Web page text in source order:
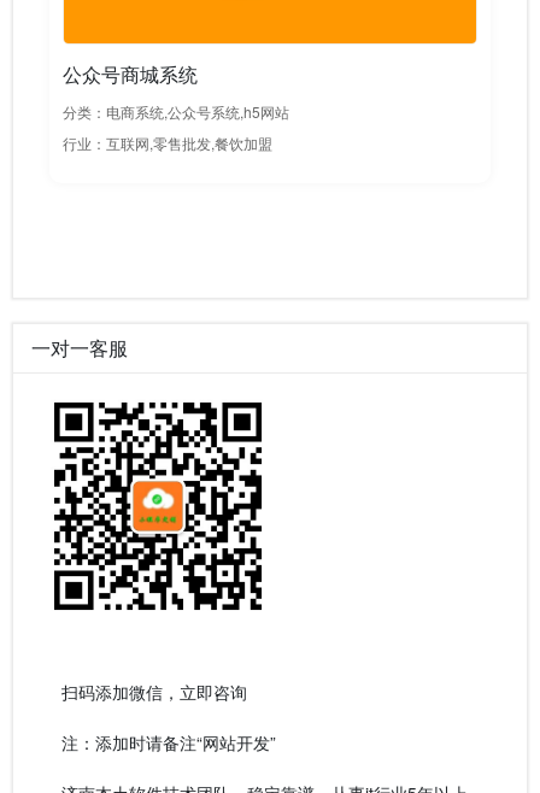
公众号商城系统
分类：电商系统,公众号系统,h5网站
行业：互联网,零售批发,餐饮加盟
一对一客服
扫码添加微信，立即咨询
注：添加时请备注“网站开发”